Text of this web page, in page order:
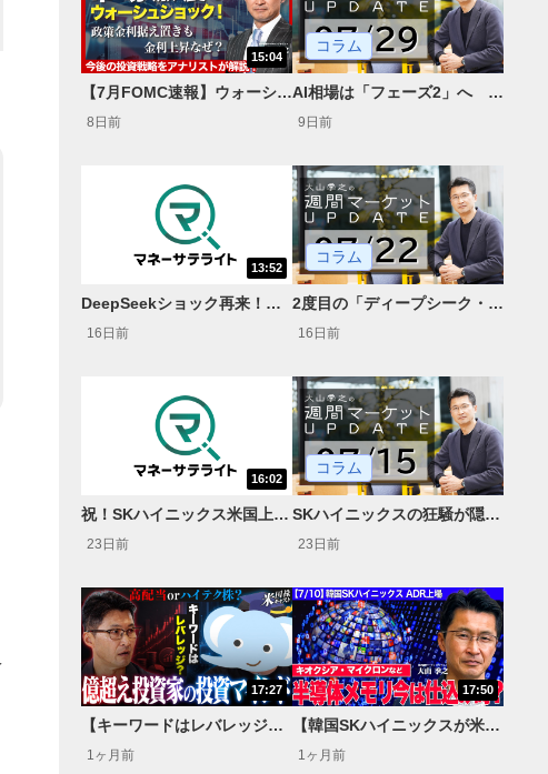
15:04
【7月FOMC速報】ウォーシュショックで金利急騰・株価急落…現在のFRB対する投資戦略は？
8日前
コラム
AI相場は「フェーズ2」へ Google・テスラショックとFCF規律
9日前
13:52
DeepSeekショック再来！？中国産DRAMによる価格破壊が起きるのか？＜米国マーケットダイジェスト7/22号＞
16日前
コラム
2度目の「ディープシーク・ショック」？中国ムーンショットAIの登場で再び市場に衝撃が走る
16日前
16:02
祝！SKハイニックス米国上場DRAM供給不足は長期化する？＜米国マーケットダイジェスト7/15号＞
23日前
コラム
SKハイニックスの狂騒が隠す米国製造業の不都合な真実 AI相場の「時間価値」と構造的欠陥
23日前
17:27
【キーワードはレバレッジ】億越え投資家の投資マインド【米国株キャスト】
1ヶ月前
17:50
【韓国SKハイニックスが米国上場へ】半導体メモリ関連 今は仕込み時？ほか同業他社と比較して徹底解説！
1ヶ月前